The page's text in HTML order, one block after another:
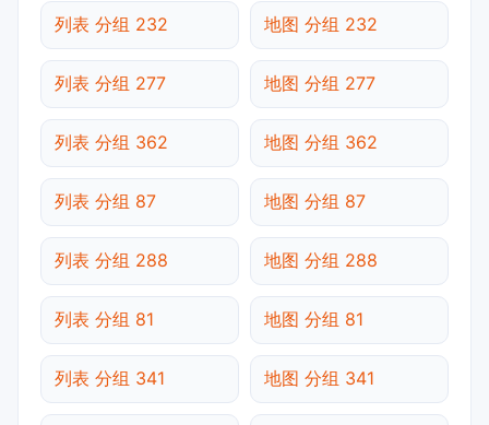
列表 分组 232 地图 分组 232
列表 分组 277 地图 分组 277
列表 分组 362 地图 分组 362
列表 分组 87 地图 分组 87
列表 分组 288 地图 分组 288
列表 分组 81 地图 分组 81
列表 分组 341 地图 分组 341